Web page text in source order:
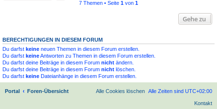
7 Themen • Seite 1 von 1
Gehe zu
BERECHTIGUNGEN IN DIESEM FORUM
Du darfst keine neuen Themen in diesem Forum erstellen.
Du darfst keineAntworten zu Themen in diesem Forum erstellen.
Du darfst deine Beiträge in diesem Forum nicht ändern.
Du darfst deine Beiträge in diesem Forum nicht löschen.
Du darfst keine Dateianhänge in diesem Forum erstellen.
Portal Foren-Übersicht Alle Zeiten sind UTC+02:00
Alle Cookies löschen
Kontakt